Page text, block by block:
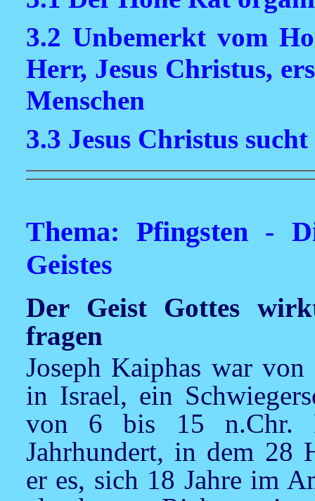
3.2 Unbemerkt vom
Herr, Jesus Christus,
Menschen
3.3 Jesus Christus
Thema: Pfingsten -
Geistes
Der Geist Gottes
fragen
Joseph Kaiphas war
in Israel, ein
von 6 bis 15 n.Chr.
Jahrhundert, in dem 28
er es, sich 18 Jahre im